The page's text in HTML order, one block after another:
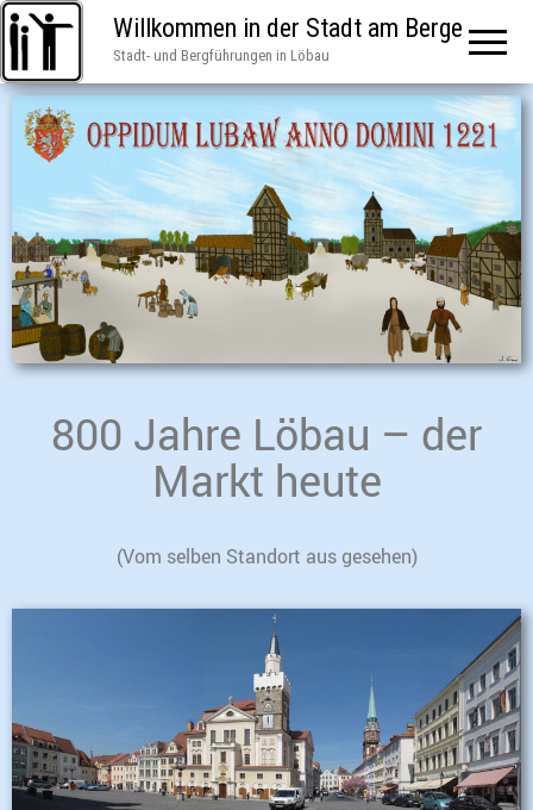
Willkommen in der Stadt am Berge
Stadt- und Bergführungen in Löbau
800 Jahre Löbau – der
Markt heute
(Vom selben Standort aus gesehen)